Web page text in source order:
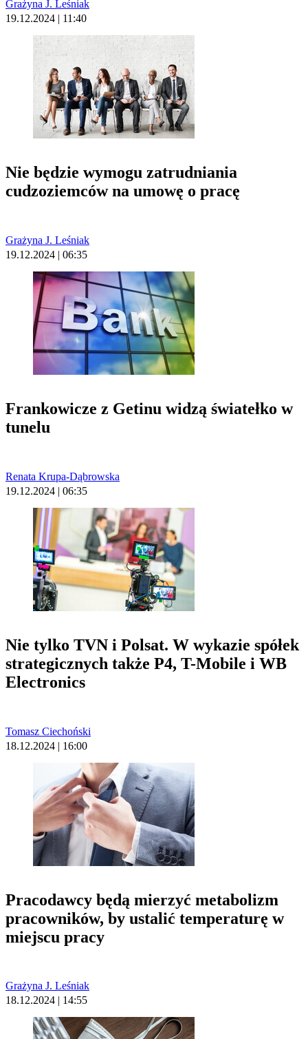
Grażyna J. Leśniak
19.12.2024 | 11:40
Nie będzie wymogu zatrudniania
cudzoziemców na umowę o pracę
Grażyna J. Leśniak
19.12.2024 | 06:35
Frankowicze z Getinu widzą światełko w
tunelu
Renata Krupa-Dąbrowska
19.12.2024 | 06:35
Nie tylko TVN i Polsat. W wykazie spółek
strategicznych także P4, T-Mobile i WB
Electronics
Tomasz Ciechoński
18.12.2024 | 16:00
Pracodawcy będą mierzyć metabolizm
pracowników, by ustalić temperaturę w
miejscu pracy
Grażyna J. Leśniak
18.12.2024 | 14:55